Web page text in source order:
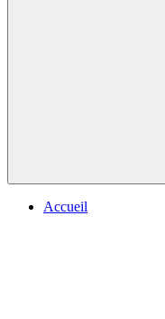
Accueil